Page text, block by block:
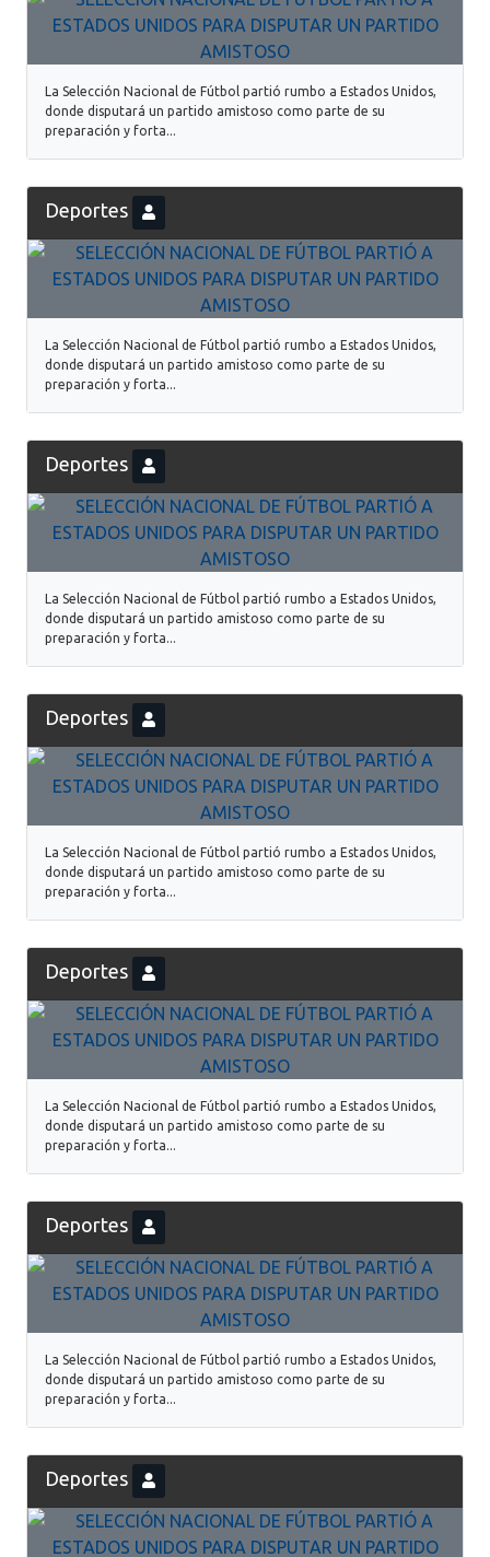
La Selección Nacional de Fútbol partió rumbo a Estados Unidos,
donde disputará un partido amistoso como parte de su
preparación y forta...
Deportes
La Selección Nacional de Fútbol partió rumbo a Estados Unidos,
donde disputará un partido amistoso como parte de su
preparación y forta...
Deportes
La Selección Nacional de Fútbol partió rumbo a Estados Unidos,
donde disputará un partido amistoso como parte de su
preparación y forta...
Deportes
La Selección Nacional de Fútbol partió rumbo a Estados Unidos,
donde disputará un partido amistoso como parte de su
preparación y forta...
Deportes
La Selección Nacional de Fútbol partió rumbo a Estados Unidos,
donde disputará un partido amistoso como parte de su
preparación y forta...
Deportes
La Selección Nacional de Fútbol partió rumbo a Estados Unidos,
donde disputará un partido amistoso como parte de su
preparación y forta...
Deportes